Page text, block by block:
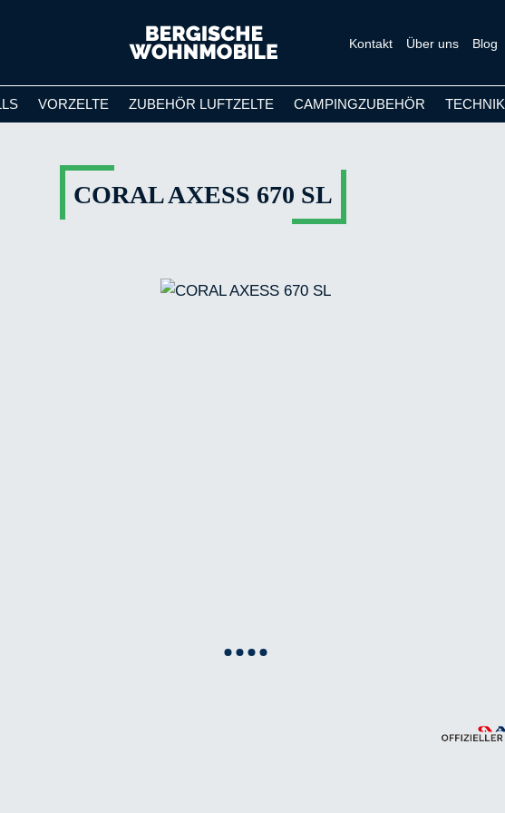
Kontakt Über uns Blog
VORZELTE ZUBEHÖR LUFTZELTE CAMPINGZUBEHÖR TECHNIK
CORAL AXESS 670 SL